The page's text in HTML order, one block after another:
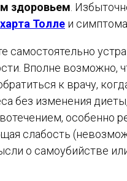
здоровьем .
Толле и
самостоятельно
Вполне
к врачу,
без изменения
особенно
слабость
о самоубийстве